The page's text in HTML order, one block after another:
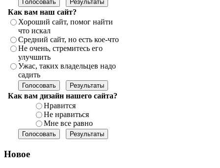
Как вам наш сайт?
Хороший сайт, помог найти
что искал
Средний сайт, но есть кое-что
Не очень, стремитесь его
улучшить
Ужас, таких владельцев надо
садить
Как вам дизайн нашего сайта?
Нравится
Не нравиться
Мне все равно
Новое